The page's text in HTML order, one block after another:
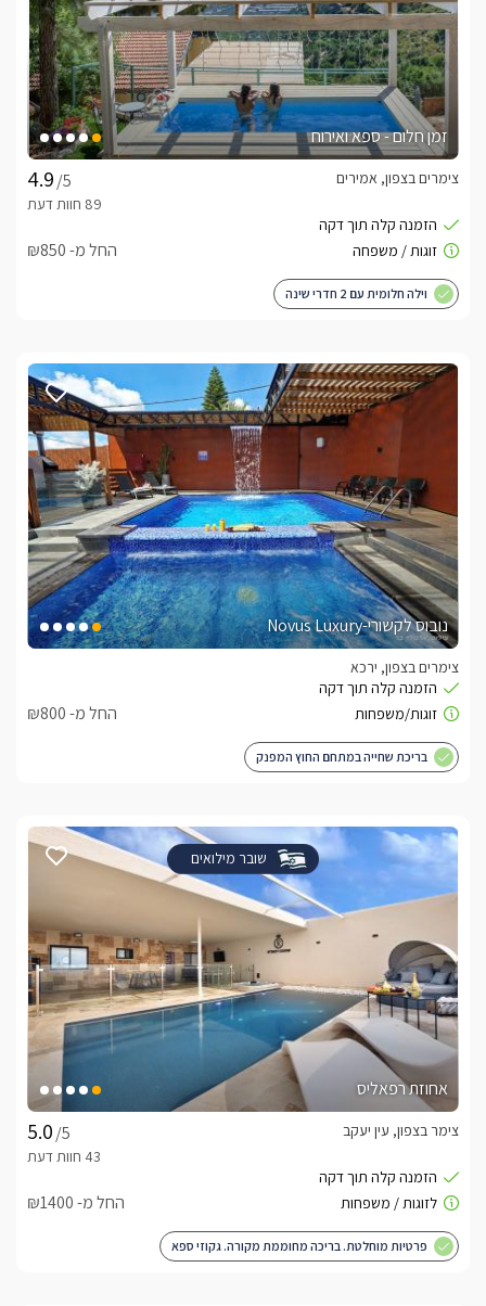
זמן חלום - ספא ואירוח
/5
צימרים בצפון, אמירים
החל מ- ₪850
וילה חלומית עם 2 חדרי שינה
נובוס לקשורי-Novus Luxury
צימרים בצפון, ירכא
החל מ- ₪800
בריכת שחייה במתחם החוץ המפנק
שובר מילואים
אחוזת רפאליס
/5
צימר בצפון, עין יעקב
החל מ- ₪1400
פרטיות מוחלטת. בריכה מחוממת מקורה. גקוזי ספא